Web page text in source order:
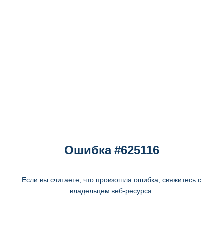
Ошибка #625116
Если вы считаете, что произошла ошибка, свяжитесь с
владельцем веб-ресурса.